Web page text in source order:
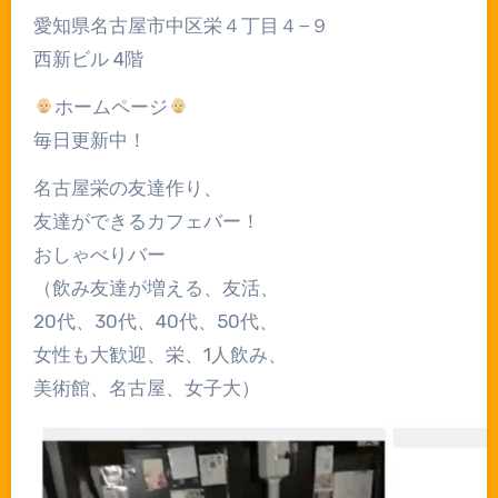
愛知県名古屋市中区栄４丁目４−９
西新ビル 4階
ホームページ
毎日更新中！
名古屋栄の友達作り、
友達ができるカフェバー！
おしゃべりバー
（飲み友達が増える、友活、
20代、30代、40代、50代、
女性も大歓迎、栄、1人飲み、
美術館、名古屋、女子大）